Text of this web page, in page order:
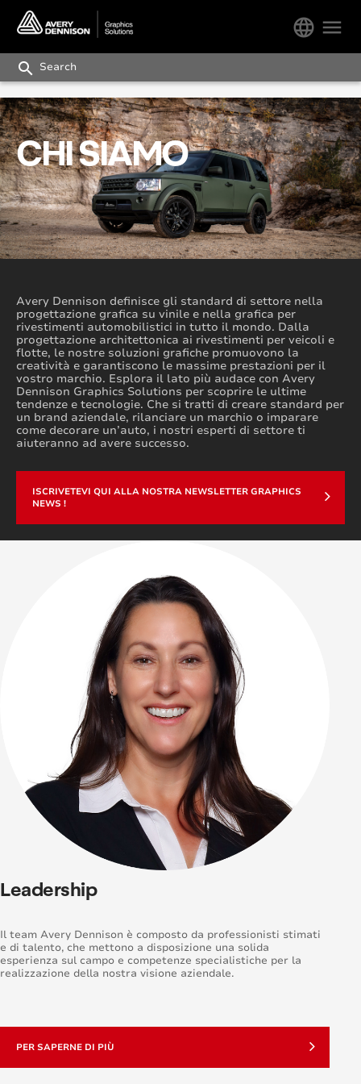
menu
language
search
CHI SIAMO
Avery Dennison definisce gli standard di settore nella
progettazione grafica su vinile e nella grafica per
rivestimenti automobilistici in tutto il mondo. Dalla
progettazione architettonica ai rivestimenti per veicoli e
flotte, le nostre soluzioni grafiche promuovono la
creatività e garantiscono le massime prestazioni per il
vostro marchio. Esplora il lato più audace con Avery
Dennison Graphics Solutions per scoprire le ultime
tendenze e tecnologie. Che si tratti di creare standard per
un brand aziendale, rilanciare un marchio o imparare
come decorare un’auto, i nostri esperti di settore ti
aiuteranno ad avere successo.
ISCRIVETEVI QUI ALLA NOSTRA NEWSLETTER GRAPHICS
NEWS !
Leadership
Il team Avery Dennison è composto da professionisti stimati
e di talento, che mettono a disposizione una solida
esperienza sul campo e competenze specialistiche per la
realizzazione della nostra visione aziendale.
PER SAPERNE DI PIÙ